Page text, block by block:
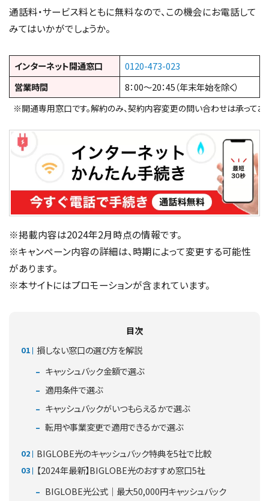
通話料・サービス料ともに無料なので、この機会にお電話して
みてはいかがでしょうか。
インターネット開通窓口
0120-473-023
営業時間
8：00～20：45（年末年始を除く）
※開通専用窓口です。解約のみ、契約内容変更の問い合わせは承ってお
※掲載内容は2024年2月時点の情報です。
※キャンペーン内容の詳細は、時期によって変更する可能性
があります。
※本サイトにはプロモーションが含まれています。
目次
損しない窓口の選び方を解説
キャッシュバック金額で選ぶ
適用条件で選ぶ
キャッシュバックがいつもらえるかで選ぶ
転用や事業変更で適用できるかで選ぶ
BIGLOBE光のキャッシュバック特典を5社で比較
【2024年最新】BIGLOBE光のおすすめ窓口5社
BIGLOBE光公式｜最大50,000円キャッシュバック